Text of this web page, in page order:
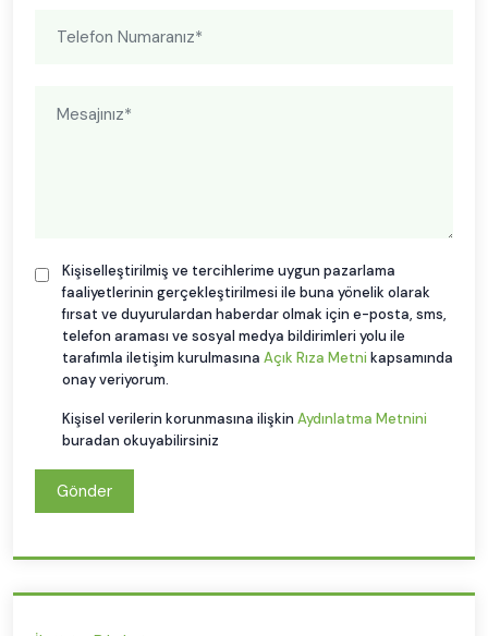
Kişiselleştirilmiş ve tercihlerime uygun pazarlama
faaliyetlerinin gerçekleştirilmesi ile buna yönelik olarak
fırsat ve duyurulardan haberdar olmak için e-posta, sms,
telefon araması ve sosyal medya bildirimleri yolu ile
tarafımla iletişim kurulmasına Açık Rıza Metni kapsamında
onay veriyorum.
Kişisel verilerin korunmasına ilişkin Aydınlatma Metnini
buradan okuyabilirsiniz
Gönder